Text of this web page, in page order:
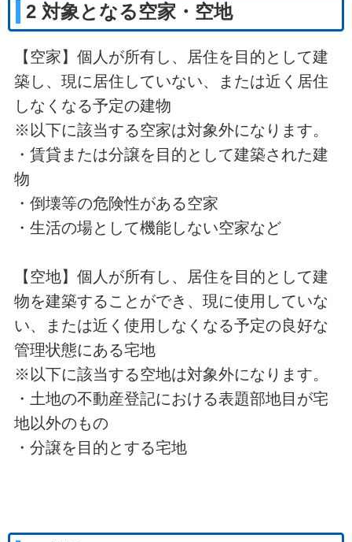
2 対象となる空家・空地
【空家】個人が所有し、居住を目的として建
築し、現に居住していない、または近く居住
しなくなる予定の建物
※以下に該当する空家は対象外になります。
・賃貸または分譲を目的として建築された建
物
・倒壊等の危険性がある空家
・生活の場として機能しない空家など
【空地】個人が所有し、居住を目的として建
物を建築することができ、現に使用していな
い、または近く使用しなくなる予定の良好な
管理状態にある宅地
※以下に該当する空地は対象外になります。
・土地の不動産登記における表題部地目が宅
地以外のもの
・分譲を目的とする宅地